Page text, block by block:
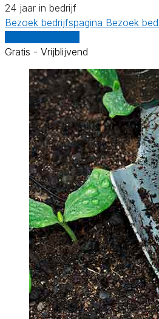
24 jaar in bedrijf
Bezoek bedrijfspagina Bezoek
Gratis - Vrijblijvend